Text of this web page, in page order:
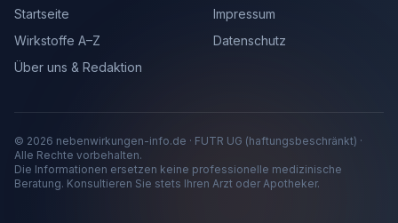
Startseite
Wirkstoffe A–Z
Über uns & Redaktion
Impressum
Datenschutz
© 2026 nebenwirkungen-info.de · FUTR UG (haftungsbeschränkt) ·
Alle Rechte vorbehalten.
Die Informationen ersetzen keine professionelle medizinische
Beratung. Konsultieren Sie stets Ihren Arzt oder Apotheker.